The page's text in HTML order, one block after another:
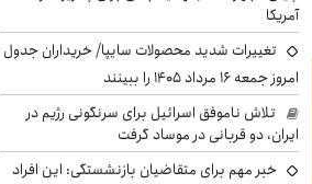
آمریکا
تغییرات شدید محصولات سایپا/ خریداران جدول
امروز جمعه ۱۶ مرداد ۱۴۰۵ را ببینند
تلاش ناموفق اسرائیل برای سرنگونی رژیم در
ایران، دو قربانی در موساد گرفت
خبر مهم برای متقاضیان بازنشستگی: این افراد